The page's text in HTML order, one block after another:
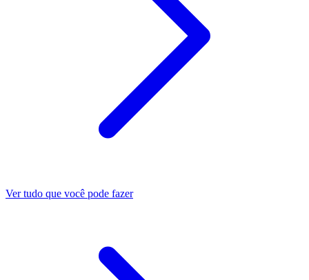
Ver tudo que você pode fazer